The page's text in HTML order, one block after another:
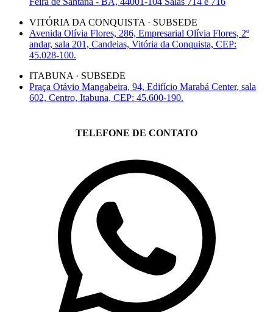
VITÓRIA DA CONQUISTA · SUBSEDE
Avenida Olívia Flores, 286, Empresarial Olívia Flores, 2º
andar, sala 201, Candeias, Vitória da Conquista, CEP:
45.028-100.
ITABUNA · SUBSEDE
Praça Otávio Mangabeira, 94, Edifício Marabá Center, sala
602, Centro, Itabuna, CEP: 45.600-190.
TELEFONE DE CONTATO